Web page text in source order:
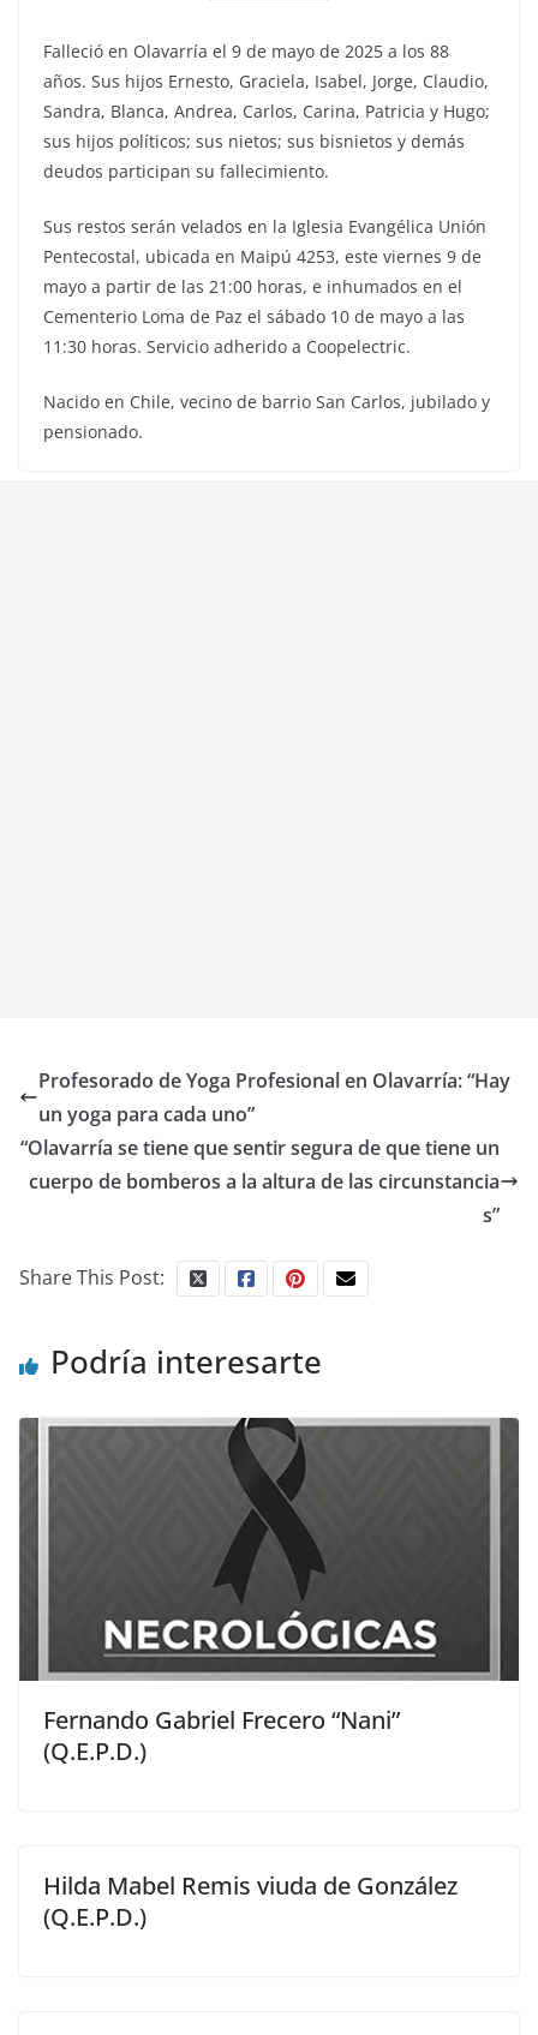
Falleció en Olavarría el 9 de mayo de 2025 a los 88
años. Sus hijos Ernesto, Graciela, Isabel, Jorge, Claudio,
Sandra, Blanca, Andrea, Carlos, Carina, Patricia y Hugo;
sus hijos políticos; sus nietos; sus bisnietos y demás
deudos participan su fallecimiento.
Sus restos serán velados en la Iglesia Evangélica Unión
Pentecostal, ubicada en Maipú 4253, este viernes 9 de
mayo a partir de las 21:00 horas, e inhumados en el
Cementerio Loma de Paz el sábado 10 de mayo a las
11:30 horas. Servicio adherido a Coopelectric.
Nacido en Chile, vecino de barrio San Carlos, jubilado y
pensionado.
Profesorado de Yoga Profesional en Olavarría: “Hay
un yoga para cada uno”
“Olavarría se tiene que sentir segura de que tiene un
cuerpo de bomberos a la altura de las circunstancia
s”
Share This Post:
Podría interesarte
Fernando Gabriel Frecero “Nani”
(Q.E.P.D.)
Hilda Mabel Remis viuda de González
(Q.E.P.D.)